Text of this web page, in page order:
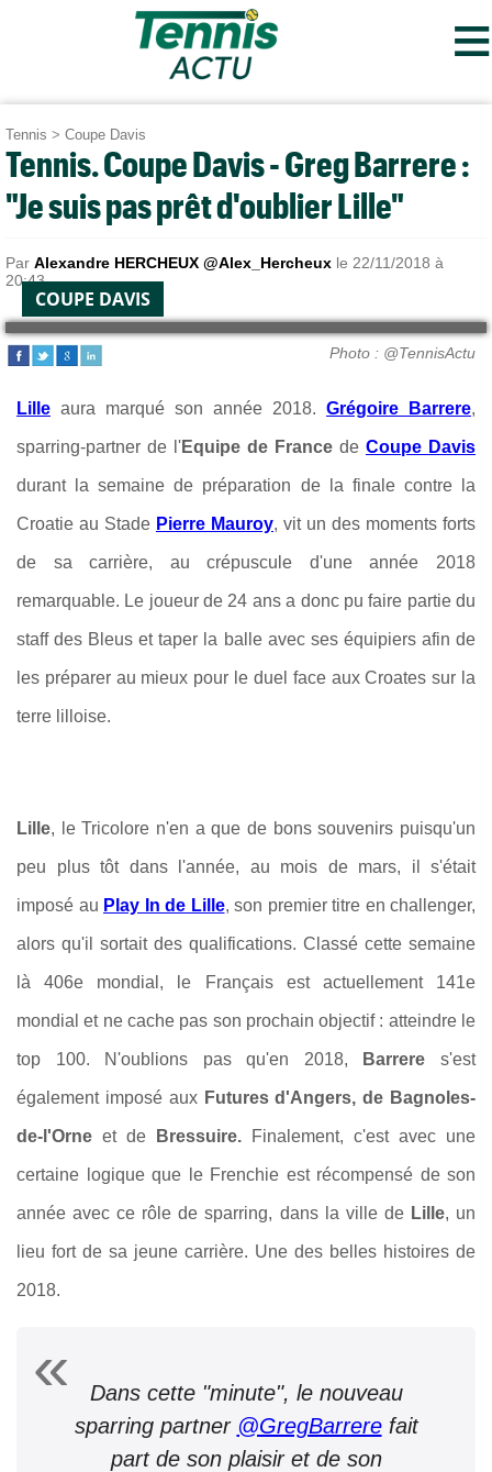
≡
Tennis > Coupe Davis
Tennis. Coupe Davis - Greg Barrere :
"Je suis pas prêt d'oublier Lille"
Par Alexandre HERCHEUX @Alex_Hercheux le 22/11/2018 à
20:43
COUPE DAVIS
Photo : @TennisActu
Lille aura marqué son année 2018. Grégoire Barrere,
sparring-partner de l'Equipe de France de Coupe Davis
durant la semaine de préparation de la finale contre la
Croatie au Stade Pierre Mauroy, vit un des moments forts
de sa carrière, au crépuscule d'une année 2018
remarquable. Le joueur de 24 ans a donc pu faire partie du
staff des Bleus et taper la balle avec ses équipiers afin de
les préparer au mieux pour le duel face aux Croates sur la
terre lilloise.
Lille, le Tricolore n'en a que de bons souvenirs puisqu'un
peu plus tôt dans l'année, au mois de mars, il s'était
imposé au Play In de Lille, son premier titre en challenger,
alors qu'il sortait des qualifications. Classé cette semaine
là 406e mondial, le Français est actuellement 141e
mondial et ne cache pas son prochain objectif : atteindre le
top 100. N'oublions pas qu'en 2018, Barrere s'est
également imposé auxFutures d'Angers, de Bagnoles-
de-l'Orne et de Bressuire. Finalement, c'est avec une
certaine logique que le Frenchie est récompensé de son
année avec ce rôle de sparring, dans la ville de Lille, un
lieu fort de sa jeune carrière. Une des belles histoires de
2018.
Dans cette "minute", le nouveau
sparring partner @GregBarrerefait
part de son plaisir et de son